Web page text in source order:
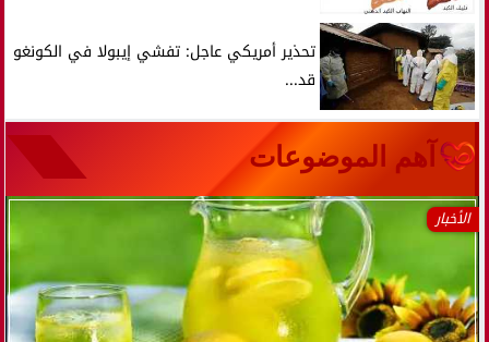
تحذير أمريكي عاجل: تفشي إيبولا في الكونغو
قد...
آهم الموضوعات
الأخبار